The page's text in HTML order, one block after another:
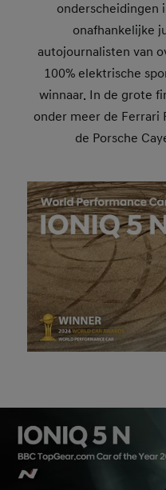
onderscheidingen
onafhankelijke
autojournalisten van
100% elektrische
winnaar. In de grote
onder meer de Ferrari
de Porsche